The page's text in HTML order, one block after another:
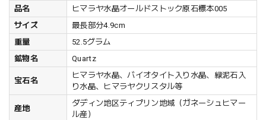
品名
ヒマラヤ水晶オールドストック原石標本005
サイズ
最長部分4.9cm
重量
52.5グラム
鉱物名
Quartz
宝石名
ヒマラヤ水晶、バイオタイト入り水晶、緑泥石入
り水晶、ヒマラヤクリスタル等
産地
ダディン地区ティプリン地域（ガネーシュヒマー
ル産）